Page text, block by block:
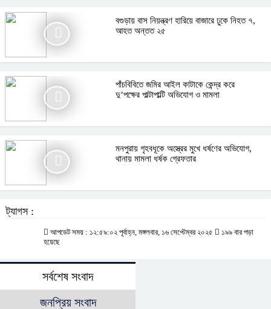
বগুড়ায় বাস নিয়ন্ত্রণ হারিয়ে বাজারে ঢুকে নিহত ৭,
আহত অন্তত ২৫
পাঁচবিবিতে জমির আইল কাটাকে কেন্দ্র করে
দু’পক্ষের পাল্টাপাল্টি অভিযোগ ও মামলা
মনপুরায় গৃহবধূকে অস্ত্রের মুখে ধর্ষণের অভিযোগ,
থানায় মামলা ধর্ষক গ্রেফতার
ট্যাগস :
আপডেট সময় : ১২:৫৯:০২ পূর্বাহ্ন, মঙ্গলবার, ১৬ সেপ্টেম্বর ২০২৫
১৯৯ বার পড়া
হয়েছে
সর্বশেষ সংবাদ
জনপ্রিয় সংবাদ